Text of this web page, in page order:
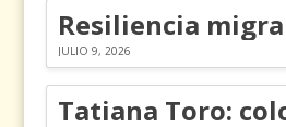
JULIO 9, 2026